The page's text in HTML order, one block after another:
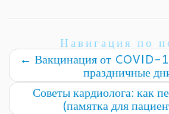
Навигация по
← Вакцинация от COVID-
праздничные
Советы кардиолога: как
(памятка для